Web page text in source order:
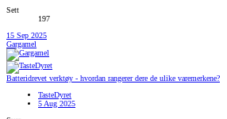
Sett
197
15 Sep 2025
Gargamel
Batteridrevet verktøy - hvordan rangerer dere de ulike varemerkene?
TasteDyret
5 Aug 2025